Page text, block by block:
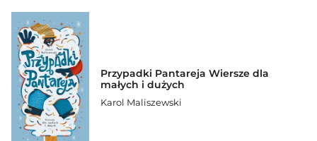
Przypadki Pantareja Wiersze dla
małych i dużych
Karol Maliszewski